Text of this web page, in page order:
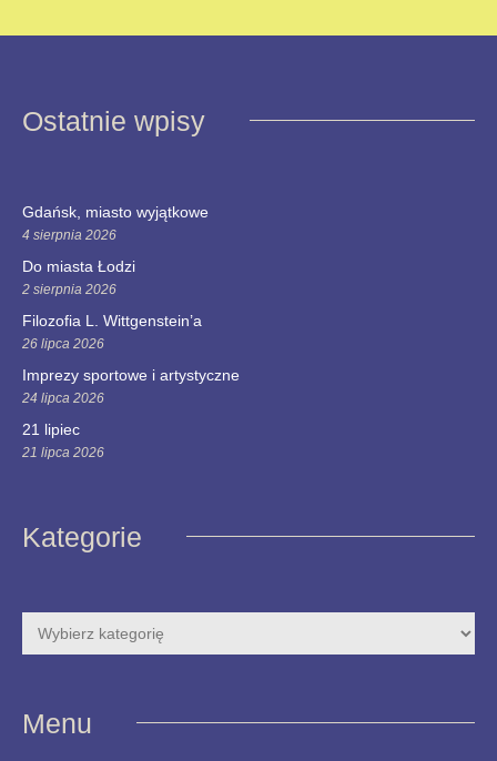
Ostatnie wpisy
Gdańsk, miasto wyjątkowe
4 sierpnia 2026
Do miasta Łodzi
2 sierpnia 2026
Filozofia L. Wittgenstein’a
26 lipca 2026
Imprezy sportowe i artystyczne
24 lipca 2026
21 lipiec
21 lipca 2026
Kategorie
Menu